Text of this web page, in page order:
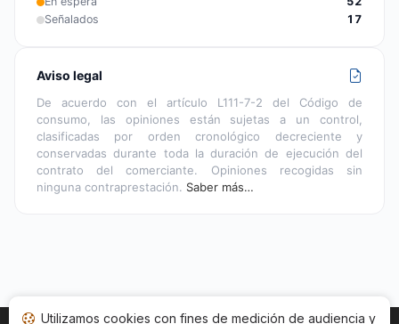
Señalados
17
Aviso legal
De acuerdo con el artículo L111-7-2 del Código de
consumo, las opiniones están sujetas a un control,
clasificadas por orden cronológico decreciente y
conservadas durante toda la duración de ejecución del
contrato del comerciante. Opiniones recogidas sin
ninguna contraprestación. Saber más…
Utilizamos cookies con fines de medición de audiencia y